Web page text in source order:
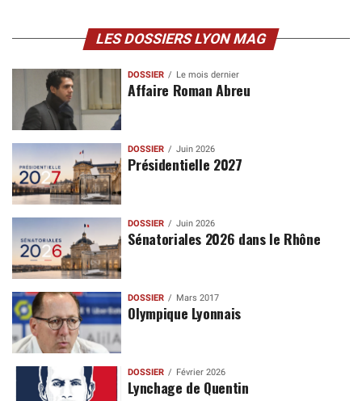
LES DOSSIERS LYON MAG
DOSSIER Le mois dernier
Affaire Roman Abreu
DOSSIER Juin 2026
Présidentielle 2027
DOSSIER Juin 2026
Sénatoriales 2026 dans le Rhône
DOSSIER Mars 2017
Olympique Lyonnais
DOSSIER Février 2026
Lynchage de Quentin